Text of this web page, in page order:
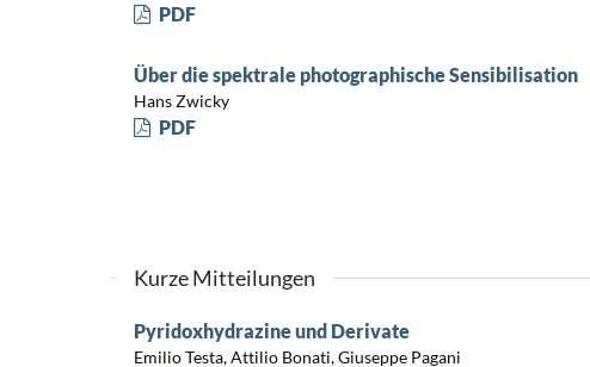
PDF
Über die spektrale photographische Sensibilisation
Hans Zwicky
PDF
Kurze Mitteilungen
Pyridoxhydrazine und Derivate
Emilio Testa, Attilio Bonati, Giuseppe Pagani